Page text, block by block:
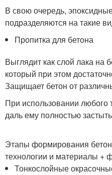
В свою очередь,
подразделяются на такие
Пропитка для бетона
Выглядит как слой лака на
который при этом
Защищает бетон от
При использовании любого
даль ему полностью
Этапы формирования
технологии и материалы +
Тонкослойные